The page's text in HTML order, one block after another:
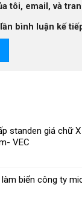
standen giá chữ
VEC
biển công ty
tôi, email, và
bình luận kế